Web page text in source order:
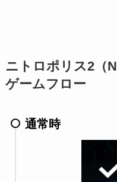
ニトロポリス2（
ゲームフロー
通常時